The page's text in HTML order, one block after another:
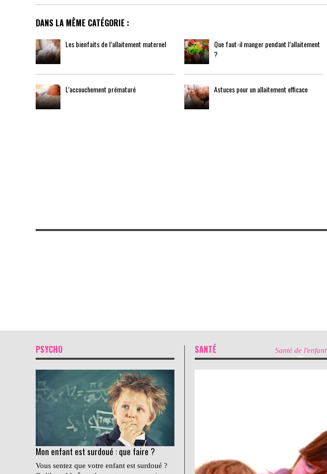
DANS LA MÊME CATÉGORIE :
Les bienfaits de l’allaitement maternel
Que faut-il manger pendant l’allaitement
?
L’accouchement prématuré Astuces pour un allaitement efficace
SANTÉ Santé de l'enfant
PSYCHO
Mon enfant est surdoué : que faire ?
Vous sentez que votre enfant est surdoué ?